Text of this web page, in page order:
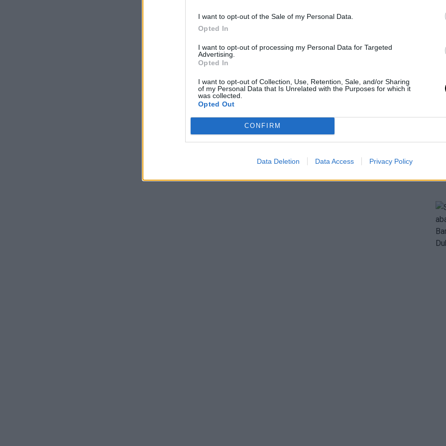
I want to opt-out of the Sale of my Personal Data.
Opted In
I want to opt-out of processing my Personal Data for Targeted
Advertising.
Opted In
I want to opt-out of Collection, Use, Retention, Sale, and/or Sharing
of my Personal Data that Is Unrelated with the Purposes for which it
was collected.
Opted Out
CONFIRM
Data Deletion Data Access Privacy Policy